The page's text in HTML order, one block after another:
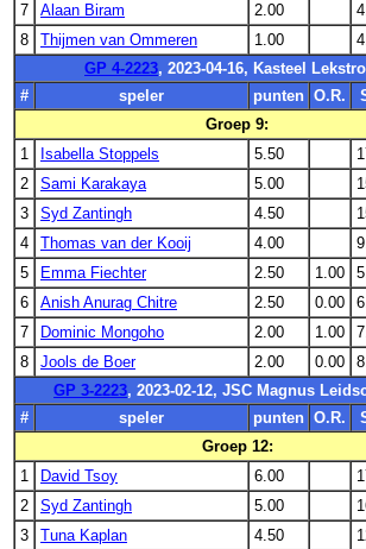
7
Alaan Biram 2.00
8
Thijmen van Ommeren 1.00
GP 4-2223, 2023-04-16, Kasteel
#
speler punten O.R.
Groep 9:
1
Isabella Stoppels 5.50
2
Sami Karakaya 5.00
3
Syd Zantingh 4.50
4
Thomas van der Kooij 4.00
5
Emma Fiechter 2.50 1.00
6
Anish Anurag Chitre 2.50 0.00
7
Dominic Mongoho 2.00 1.00
8
Jools de Boer 2.00 0.00
GP 3-2223, 2023-02-12, JSC Magnus
#
speler punten O.R.
Groep 12:
1
David Tsoy 6.00
2
Syd Zantingh 5.00
3
Tuna Kaplan 4.50